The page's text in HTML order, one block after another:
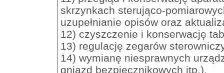
skrzynkach sterująco-
uzupełnianie opisów oraz
12) czyszczenie i konserwację
13) regulację zegarów
14) wymianę niesprawnych
gniazd bezpiecznikowych itp.),